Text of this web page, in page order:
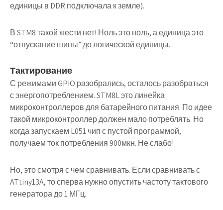
единицы в DDR подключала к земле).
В STM8 такой жести нет! Ноль это ноль, а единица это
“отпускание шины” до логической единицы.
Тактирование
С режимами GPIO разобрались, осталось разобраться
с энергопотреблением. STM8L это линейка
микроконтроллеров для батарейного питания. По идее
такой микроконтроллер должен мало потреблять. Но
когда запускаем L051 чип с пустой программой,
получаем ток потребления 900мкн. Не слабо!
Но, это смотря с чем сравнивать. Если сравнивать с
ATtiny13A, то сперва нужно опустить частоту тактового
генератора до 1 МГц.